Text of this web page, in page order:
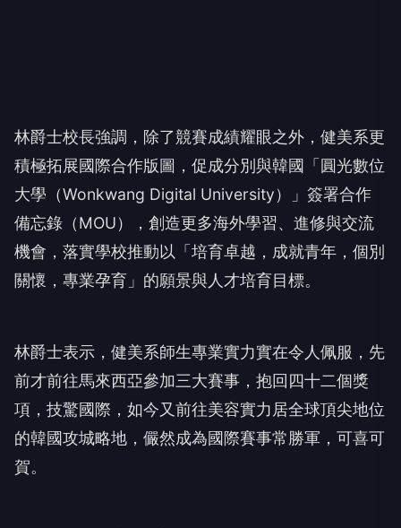
林爵士校長強調，除了競賽成績耀眼之外，健美系更
積極拓展國際合作版圖，促成分別與韓國「圓光數位
大學（Wonkwang Digital University）」簽署合作
備忘錄（MOU），創造更多海外學習、進修與交流
機會，落實學校推動以「培育卓越，成就青年，個別
關懷，專業孕育」的願景與人才培育目標。
林爵士表示，健美系師生專業實力實在令人佩服，先
前才前往馬來西亞參加三大賽事，抱回四十二個獎
項，技驚國際，如今又前往美容實力居全球頂尖地位
的韓國攻城略地，儼然成為國際賽事常勝軍，可喜可
賀。